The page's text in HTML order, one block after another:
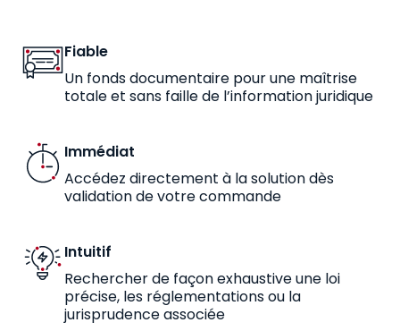
Fiable
Un fonds documentaire pour une maîtrise
totale et sans faille de l’information juridique
Immédiat
Accédez directement à la solution dès
validation de votre commande
Intuitif
Rechercher de façon exhaustive une loi
précise, les réglementations ou la
jurisprudence associée